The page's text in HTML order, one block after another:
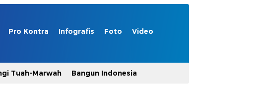
Pro Kontra Infografis Foto Video
Tuah-Marwah Bangun Indonesia